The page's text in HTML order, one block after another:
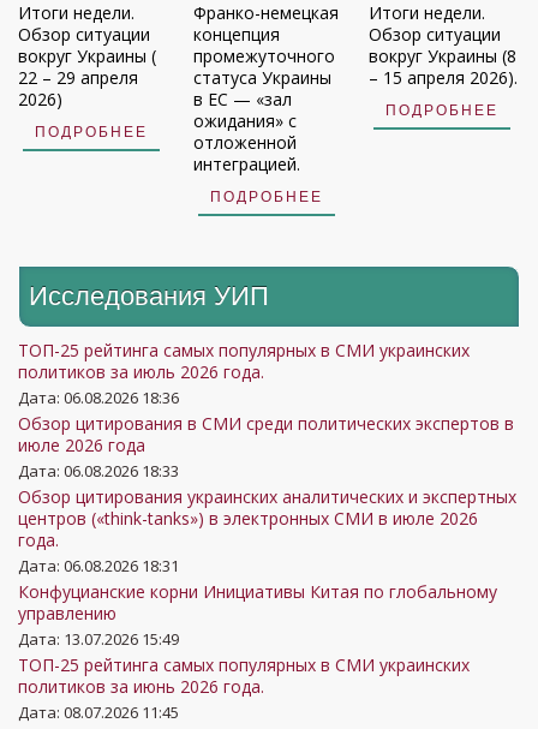
Итоги недели.
Обзор ситуации
вокруг Украины (
22 – 29 апреля
2026)
ПОДРОБНЕЕ
Франко-немецкая
концепция
промежуточного
статуса Украины
в ЕС — «зал
ожидания» с
отложенной
интеграцией.
ПОДРОБНЕЕ
Итоги недели.
Обзор ситуации
вокруг Украины (8
– 15 апреля 2026).
ПОДРОБНЕЕ
Исследования УИП
ТОП-25 рейтинга самых популярных в СМИ украинских
политиков за июль 2026 года.
Дата: 06.08.2026 18:36
Обзор цитирования в СМИ среди политических экспертов в
июле 2026 года
Дата: 06.08.2026 18:33
Обзор цитирования украинских аналитических и экспертных
центров («think-tanks») в электронных СМИ в июле 2026
года.
Дата: 06.08.2026 18:31
Конфуцианские корни Инициативы Китая по глобальному
управлению
Дата: 13.07.2026 15:49
ТОП-25 рейтинга самых популярных в СМИ украинских
политиков за июнь 2026 года.
Дата: 08.07.2026 11:45